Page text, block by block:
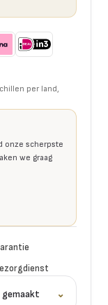
per land,
onze scherpste
we graag
gemaakt ⌄